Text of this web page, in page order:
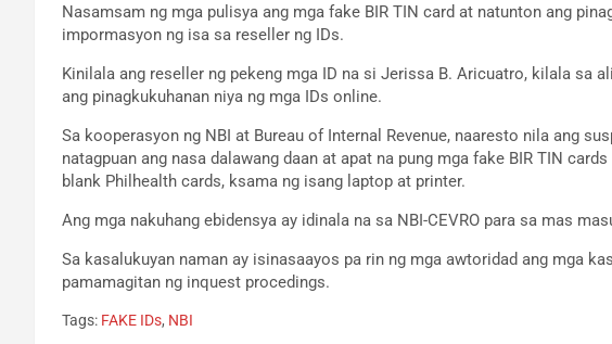
Nasamsam ng mga pulisya ang mga fake BIR TIN card at natunton ang
impormasyon ng isa sa reseller ng IDs.
Kinilala ang reseller ng pekeng mga ID na si Jerissa B. Aricuatro, kilala sa
ang pinagkukuhanan niya ng mga IDs online.
Sa kooperasyon ng NBI at Bureau of Internal Revenue, naaresto nila ang
natagpuan ang nasa dalawang daan at apat na pung mga fake BIR TIN
blank Philhealth cards, ksama ng isang laptop at printer.
Ang mga nakuhang ebidensya ay idinala na sa NBI-CEVRO para sa mas
Sa kasalukuyan naman ay isinasaayos pa rin ng mga awtoridad ang mga
pamamagitan ng inquest procedings.
Tags: FAKE IDs, NBI